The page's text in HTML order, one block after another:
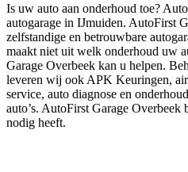
Is uw auto aan onderhoud toe?
autogarage in IJmuiden. AutoFirst
zelfstandige en betrouwbare
maakt niet uit welk onderhoud uw
Garage Overbeek kan u helpen.
leveren wij ook APK Keuringen,
service, auto diagnose en
auto’s. AutoFirst Garage Overbeek
nodig heeft.